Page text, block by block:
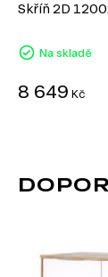
Skříň 2D
Na skladě
8 649 Kč